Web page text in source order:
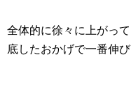
全体的に徐々に上がっ
底したおかげで一番伸